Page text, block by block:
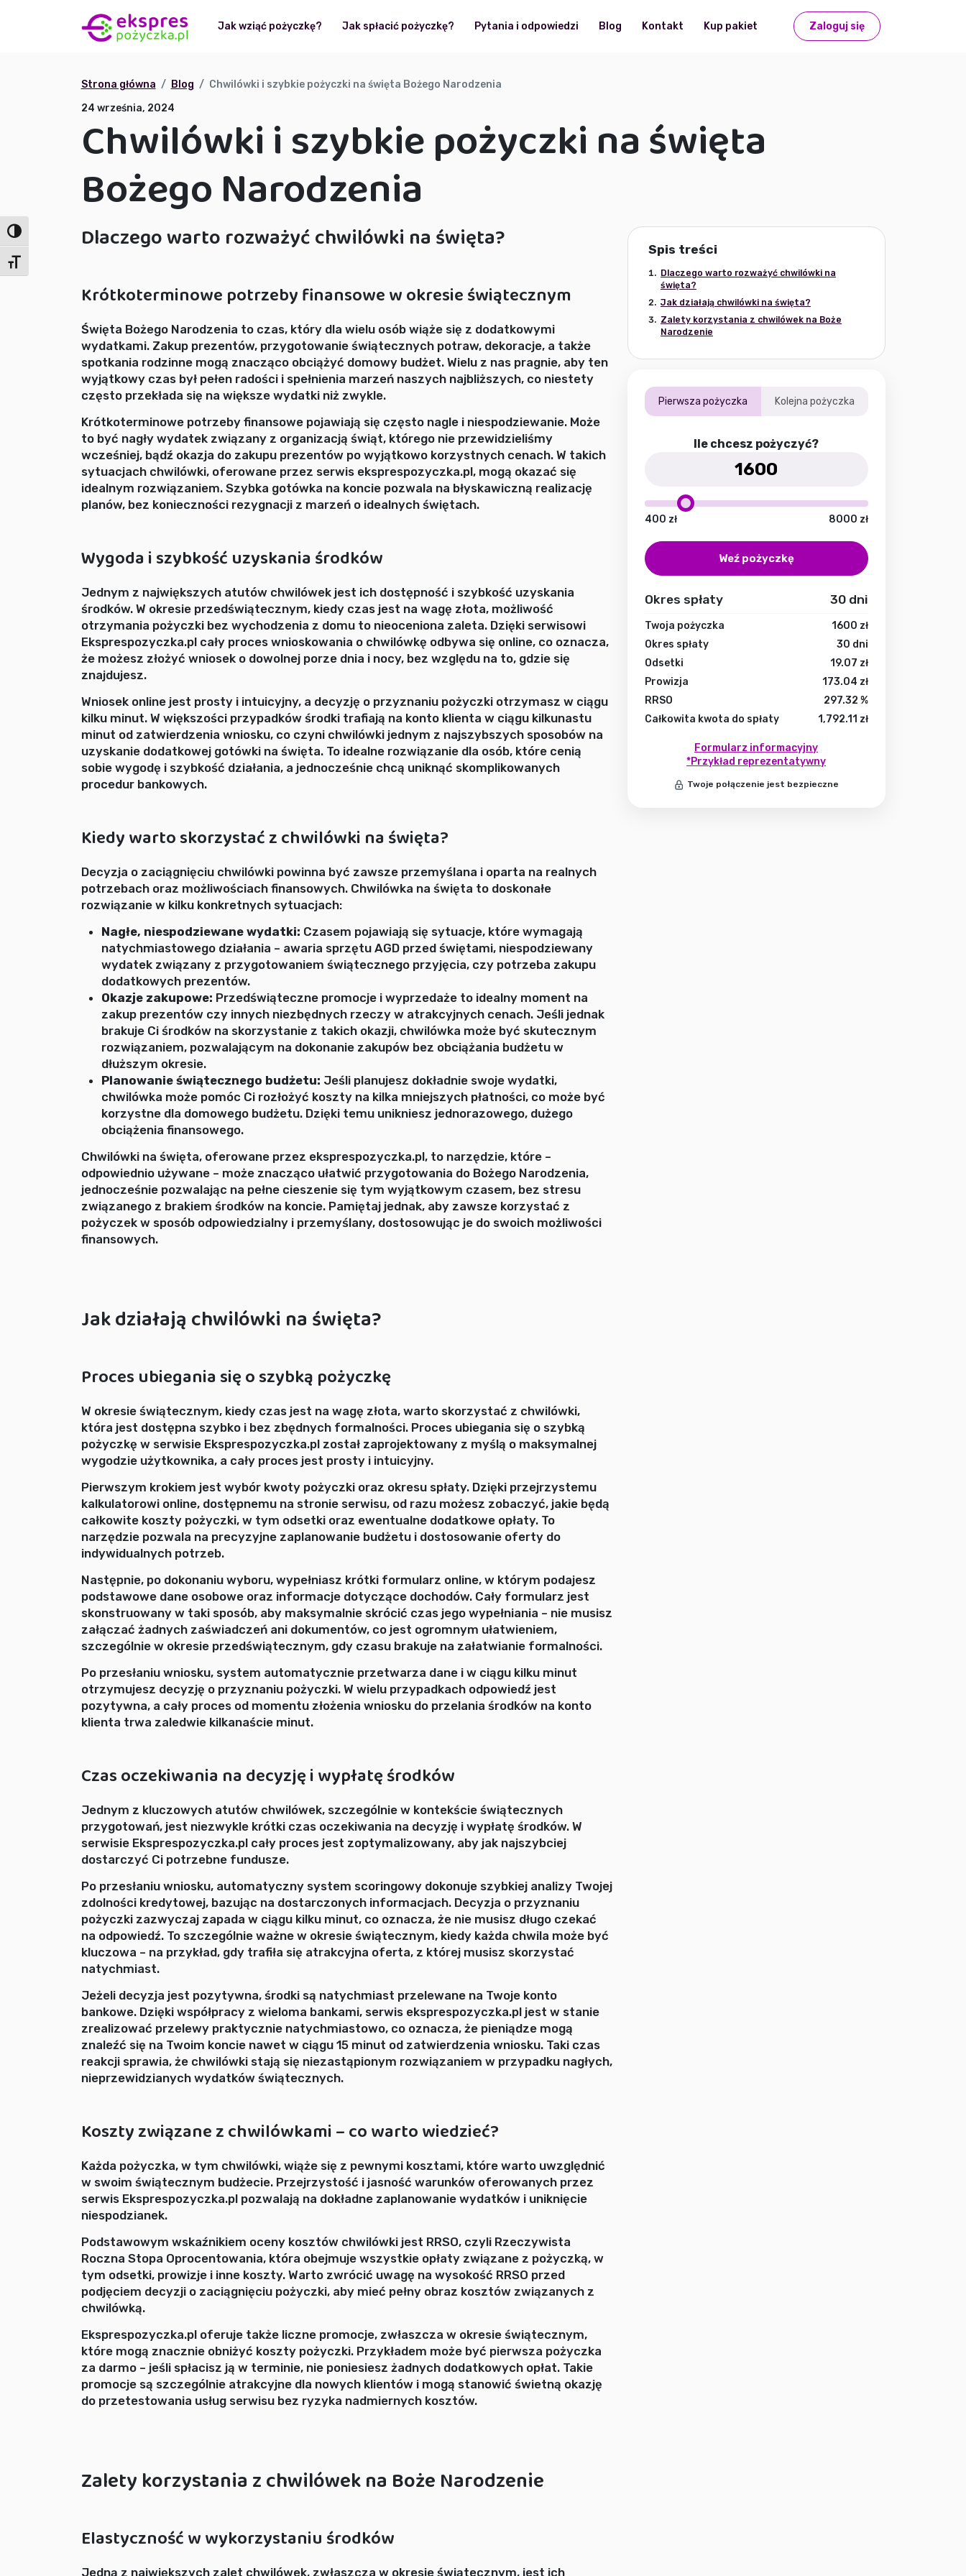
Jak wziąć pożyczkę? Jak spłacić pożyczkę? Pytania i odpowiedzi Blog Kontakt Kup pakiet Zaloguj się
Toggle High Contrast
Toggle Font size
Strona główna Blog
Chwilówki i szybkie pożyczki na święta Bożego Narodzenia
24 września, 2024
Chwilówki i szybkie pożyczki na święta
Bożego Narodzenia
Dlaczego warto rozważyć chwilówki na święta?
Krótkoterminowe potrzeby finansowe w okresie świątecznym
Święta Bożego Narodzenia to czas, który dla wielu osób wiąże się z dodatkowymi
wydatkami. Zakup prezentów, przygotowanie świątecznych potraw, dekoracje, a także
spotkania rodzinne mogą znacząco obciążyć domowy budżet. Wielu z nas pragnie, aby ten
wyjątkowy czas był pełen radości i spełnienia marzeń naszych najbliższych, co niestety
często przekłada się na większe wydatki niż zwykle.
Krótkoterminowe potrzeby finansowe pojawiają się często nagle i niespodziewanie. Może
to być nagły wydatek związany z organizacją świąt, którego nie przewidzieliśmy
wcześniej, bądź okazja do zakupu prezentów po wyjątkowo korzystnych cenach. W takich
sytuacjach chwilówki, oferowane przez serwis eksprespozyczka.pl, mogą okazać się
idealnym rozwiązaniem. Szybka gotówka na koncie pozwala na błyskawiczną realizację
planów, bez konieczności rezygnacji z marzeń o idealnych świętach.
Wygoda i szybkość uzyskania środków
Jednym z największych atutów chwilówek jest ich dostępność i szybkość uzyskania
środków. W okresie przedświątecznym, kiedy czas jest na wagę złota, możliwość
otrzymania pożyczki bez wychodzenia z domu to nieoceniona zaleta. Dzięki serwisowi
Eksprespozyczka.pl cały proces wnioskowania o chwilówkę odbywa się online, co oznacza,
że możesz złożyć wniosek o dowolnej porze dnia i nocy, bez względu na to, gdzie się
znajdujesz.
Wniosek online jest prosty i intuicyjny, a decyzję o przyznaniu pożyczki otrzymasz w ciągu
kilku minut. W większości przypadków środki trafiają na konto klienta w ciągu kilkunastu
minut od zatwierdzenia wniosku, co czyni chwilówki jednym z najszybszych sposobów na
uzyskanie dodatkowej gotówki na święta. To idealne rozwiązanie dla osób, które cenią
sobie wygodę i szybkość działania, a jednocześnie chcą uniknąć skomplikowanych
procedur bankowych.
Kiedy warto skorzystać z chwilówki na święta?
Decyzja o zaciągnięciu chwilówki powinna być zawsze przemyślana i oparta na realnych
potrzebach oraz możliwościach finansowych. Chwilówka na święta to doskonałe
rozwiązanie w kilku konkretnych sytuacjach:
Nagłe, niespodziewane wydatki: Czasem pojawiają się sytuacje, które wymagają
natychmiastowego działania – awaria sprzętu AGD przed świętami, niespodziewany
wydatek związany z przygotowaniem świątecznego przyjęcia, czy potrzeba zakupu
dodatkowych prezentów.
Okazje zakupowe: Przedświąteczne promocje i wyprzedaże to idealny moment na
zakup prezentów czy innych niezbędnych rzeczy w atrakcyjnych cenach. Jeśli jednak
brakuje Ci środków na skorzystanie z takich okazji, chwilówka może być skutecznym
rozwiązaniem, pozwalającym na dokonanie zakupów bez obciążania budżetu w
dłuższym okresie.
Planowanie świątecznego budżetu: Jeśli planujesz dokładnie swoje wydatki,
chwilówka może pomóc Ci rozłożyć koszty na kilka mniejszych płatności, co może być
korzystne dla domowego budżetu. Dzięki temu unikniesz jednorazowego, dużego
obciążenia finansowego.
Chwilówki na święta, oferowane przez eksprespozyczka.pl, to narzędzie, które –
odpowiednio używane – może znacząco ułatwić przygotowania do Bożego Narodzenia,
jednocześnie pozwalając na pełne cieszenie się tym wyjątkowym czasem, bez stresu
związanego z brakiem środków na koncie. Pamiętaj jednak, aby zawsze korzystać z
pożyczek w sposób odpowiedzialny i przemyślany, dostosowując je do swoich możliwości
finansowych.
Jak działają chwilówki na święta?
Proces ubiegania się o szybką pożyczkę
W okresie świątecznym, kiedy czas jest na wagę złota, warto skorzystać z chwilówki,
która jest dostępna szybko i bez zbędnych formalności. Proces ubiegania się o szybką
pożyczkę w serwisie Eksprespozyczka.pl został zaprojektowany z myślą o maksymalnej
wygodzie użytkownika, a cały proces jest prosty i intuicyjny.
Pierwszym krokiem jest wybór kwoty pożyczki oraz okresu spłaty. Dzięki przejrzystemu
kalkulatorowi online, dostępnemu na stronie serwisu, od razu możesz zobaczyć, jakie będą
całkowite koszty pożyczki, w tym odsetki oraz ewentualne dodatkowe opłaty. To
narzędzie pozwala na precyzyjne zaplanowanie budżetu i dostosowanie oferty do
indywidualnych potrzeb.
Następnie, po dokonaniu wyboru, wypełniasz krótki formularz online, w którym podajesz
podstawowe dane osobowe oraz informacje dotyczące dochodów. Cały formularz jest
skonstruowany w taki sposób, aby maksymalnie skrócić czas jego wypełniania – nie musisz
załączać żadnych zaświadczeń ani dokumentów, co jest ogromnym ułatwieniem,
szczególnie w okresie przedświątecznym, gdy czasu brakuje na załatwianie formalności.
Po przesłaniu wniosku, system automatycznie przetwarza dane i w ciągu kilku minut
otrzymujesz decyzję o przyznaniu pożyczki. W wielu przypadkach odpowiedź jest
pozytywna, a cały proces od momentu złożenia wniosku do przelania środków na konto
klienta trwa zaledwie kilkanaście minut.
Czas oczekiwania na decyzję i wypłatę środków
Jednym z kluczowych atutów chwilówek, szczególnie w kontekście świątecznych
przygotowań, jest niezwykle krótki czas oczekiwania na decyzję i wypłatę środków. W
serwisie Eksprespozyczka.pl cały proces jest zoptymalizowany, aby jak najszybciej
dostarczyć Ci potrzebne fundusze.
Po przesłaniu wniosku, automatyczny system scoringowy dokonuje szybkiej analizy Twojej
zdolności kredytowej, bazując na dostarczonych informacjach. Decyzja o przyznaniu
pożyczki zazwyczaj zapada w ciągu kilku minut, co oznacza, że nie musisz długo czekać
na odpowiedź. To szczególnie ważne w okresie świątecznym, kiedy każda chwila może być
kluczowa – na przykład, gdy trafiła się atrakcyjna oferta, z której musisz skorzystać
natychmiast.
Jeżeli decyzja jest pozytywna, środki są natychmiast przelewane na Twoje konto
bankowe. Dzięki współpracy z wieloma bankami, serwis eksprespozyczka.pl jest w stanie
zrealizować przelewy praktycznie natychmiastowo, co oznacza, że pieniądze mogą
znaleźć się na Twoim koncie nawet w ciągu 15 minut od zatwierdzenia wniosku. Taki czas
reakcji sprawia, że chwilówki stają się niezastąpionym rozwiązaniem w przypadku nagłych,
nieprzewidzianych wydatków świątecznych.
Koszty związane z chwilówkami – co warto wiedzieć?
Każda pożyczka, w tym chwilówki, wiąże się z pewnymi kosztami, które warto uwzględnić
w swoim świątecznym budżecie. Przejrzystość i jasność warunków oferowanych przez
serwis Eksprespozyczka.pl pozwalają na dokładne zaplanowanie wydatków i uniknięcie
niespodzianek.
Podstawowym wskaźnikiem oceny kosztów chwilówki jest RRSO, czyli Rzeczywista
Roczna Stopa Oprocentowania, która obejmuje wszystkie opłaty związane z pożyczką, w
tym odsetki, prowizje i inne koszty. Warto zwrócić uwagę na wysokość RRSO przed
podjęciem decyzji o zaciągnięciu pożyczki, aby mieć pełny obraz kosztów związanych z
chwilówką.
Eksprespozyczka.pl oferuje także liczne promocje, zwłaszcza w okresie świątecznym,
które mogą znacznie obniżyć koszty pożyczki. Przykładem może być pierwsza pożyczka
za darmo – jeśli spłacisz ją w terminie, nie poniesiesz żadnych dodatkowych opłat. Takie
promocje są szczególnie atrakcyjne dla nowych klientów i mogą stanowić świetną okazję
do przetestowania usług serwisu bez ryzyka nadmiernych kosztów.
Zalety korzystania z chwilówek na Boże Narodzenie
Elastyczność w wykorzystaniu środków
Jedną z największych zalet chwilówek, zwłaszcza w okresie świątecznym, jest ich
Spis treści
Dlaczego warto rozważyć chwilówki na
święta?
Jak działają chwilówki na święta?
Zalety korzystania z chwilówek na Boże
Narodzenie
Pierwsza pożyczka Kolejna pożyczka
Ile chcesz pożyczyć?
400 zł 8000 zł
Weź pożyczkę
Okres spłaty 30dni
Twoja pożyczka 1600 zł
Okres spłaty
30 dni
Odsetki
19.07 zł
Prowizja
173.04 zł
RRSO
297.32 %
Całkowita kwota do spłaty
1,792.11 zł
Formularz informacyjny
*Przykład reprezentatywny
Twoje połączenie jest bezpieczne